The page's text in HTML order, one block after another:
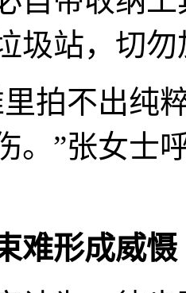
圾站，切
不出纯粹
。”张女士
难形成威慑